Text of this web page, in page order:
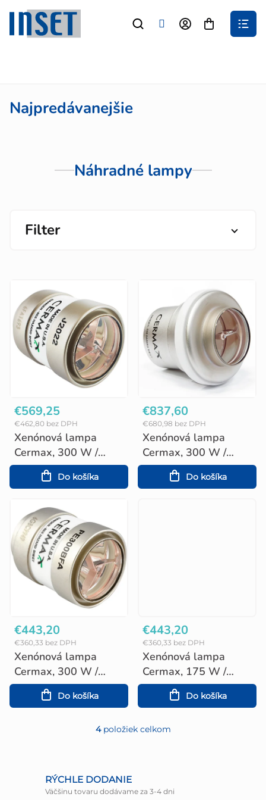
obsah
Nákupný
Náhradné lampy
Filter
p
s
o
d
u
v
Xenónová lampa
Cermax, 300 W /
6000 K, parabolická
€462,80 bez DPH
€569,25
Do košíka
Xenónová lampa
Cermax, 300 W /
6000 K
€680,98 bez DPH
€837,60
Do košíka
Xenónová lampa
Cermax, 300 W /
5900 K
€360,33 bez DPH
€443,20
Do košíka
Xenónová lampa
Cermax, 175 W /
5900 K
€360,33 bez DPH
€443,20
Do košíka
O
4položiek celkom
Najpredávanejšie
RÝCHLE DODANIE
Väčšinu tovaru dodávame za 3-4 dni